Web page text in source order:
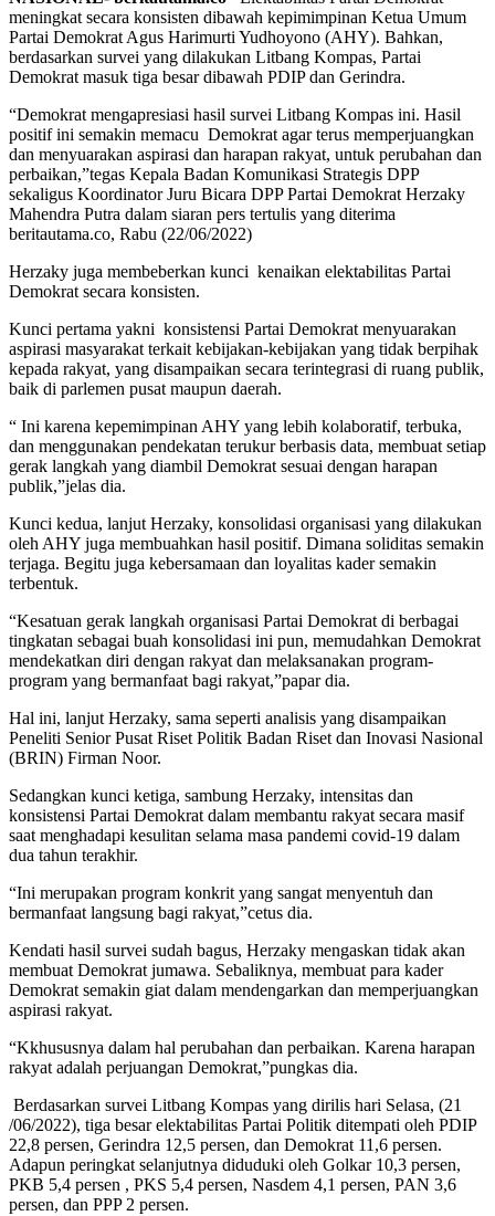
meningkat secara konsisten dibawah kepimimpinan Ketua Umum
Partai Demokrat Agus Harimurti Yudhoyono (AHY). Bahkan,
berdasarkan survei yang dilakukan Litbang Kompas, Partai
Demokrat masuk tiga besar dibawah PDIP dan Gerindra.
“Demokrat mengapresiasi hasil survei Litbang Kompas ini. Hasil
positif ini semakin memacu Demokrat agar terus memperjuangkan
dan menyuarakan aspirasi dan harapan rakyat, untuk perubahan dan
perbaikan,”tegas Kepala Badan Komunikasi Strategis DPP
sekaligus Koordinator Juru Bicara DPP Partai Demokrat Herzaky
Mahendra Putra dalam siaran pers tertulis yang diterima
beritautama.co, Rabu (22/06/2022)
Herzaky juga membeberkan kunci kenaikan elektabilitas Partai
Demokrat secara konsisten.
Kunci pertama yakni konsistensi Partai Demokrat menyuarakan
aspirasi masyarakat terkait kebijakan-kebijakan yang tidak berpihak
kepada rakyat, yang disampaikan secara terintegrasi di ruang publik,
baik di parlemen pusat maupun daerah.
“ Ini karena kepemimpinan AHY yang lebih kolaboratif, terbuka,
dan menggunakan pendekatan terukur berbasis data, membuat setiap
gerak langkah yang diambil Demokrat sesuai dengan harapan
publik,”jelas dia.
Kunci kedua, lanjut Herzaky, konsolidasi organisasi yang dilakukan
oleh AHY juga membuahkan hasil positif. Dimana soliditas semakin
terjaga. Begitu juga kebersamaan dan loyalitas kader semakin
terbentuk.
“Kesatuan gerak langkah organisasi Partai Demokrat di berbagai
tingkatan sebagai buah konsolidasi ini pun, memudahkan Demokrat
mendekatkan diri dengan rakyat dan melaksanakan program-
program yang bermanfaat bagi rakyat,”papar dia.
Hal ini, lanjut Herzaky, sama seperti analisis yang disampaikan
Peneliti Senior Pusat Riset Politik Badan Riset dan Inovasi Nasional
(BRIN) Firman Noor.
Sedangkan kunci ketiga, sambung Herzaky, intensitas dan
konsistensi Partai Demokrat dalam membantu rakyat secara masif
saat menghadapi kesulitan selama masa pandemi covid-19 dalam
dua tahun terakhir.
“Ini merupakan program konkrit yang sangat menyentuh dan
bermanfaat langsung bagi rakyat,”cetus dia.
Kendati hasil survei sudah bagus, Herzaky mengaskan tidak akan
membuat Demokrat jumawa. Sebaliknya, membuat para kader
Demokrat semakin giat dalam mendengarkan dan memperjuangkan
aspirasi rakyat.
“Kkhususnya dalam hal perubahan dan perbaikan. Karena harapan
rakyat adalah perjuangan Demokrat,”pungkas dia.
Berdasarkan survei Litbang Kompas yang dirilis hari Selasa, (21
/06/2022), tiga besar elektabilitas Partai Politik ditempati oleh PDIP
22,8 persen, Gerindra 12,5 persen, dan Demokrat 11,6 persen.
Adapun peringkat selanjutnya diduduki oleh Golkar 10,3 persen,
PKB 5,4 persen , PKS 5,4 persen, Nasdem 4,1 persen, PAN 3,6
persen, dan PPP 2 persen.